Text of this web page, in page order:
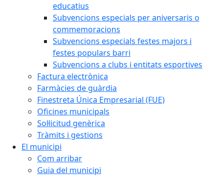
educatius
Subvencions especials per aniversaris o
commemoracions
Subvencions especials festes majors i
festes populars barri
Subvencions a clubs i entitats esportives
Factura electrònica
Farmàcies de guàrdia
Finestreta Única Empresarial (FUE)
Oficines municipals
Sol·licitud genèrica
Tràmits i gestions
El municipi
Com arribar
Guia del municipi